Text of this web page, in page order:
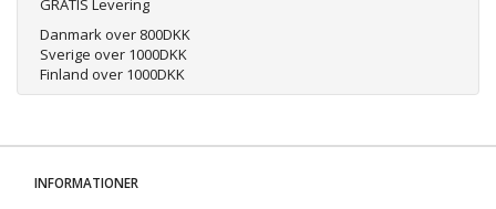
GRATIS Levering
Danmark over 800DKK
Sverige over 1000DKK
Finland over 1000DKK
INFORMATIONER